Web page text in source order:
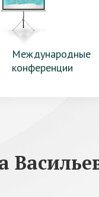
Международные
конференции